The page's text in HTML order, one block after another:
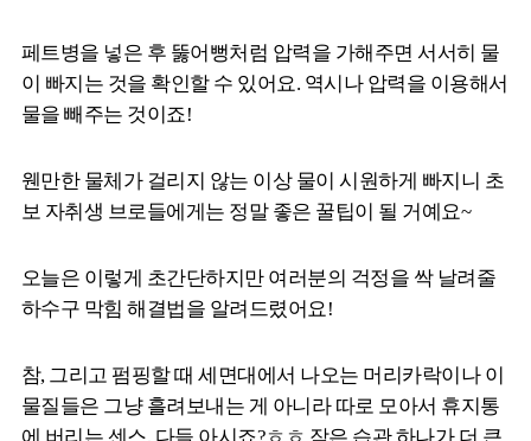
페트병을 넣은 후 뚫어뻥처럼 압력을 가해주면 서서히 물
이 빠지는 것을 확인할 수 있어요. 역시나 압력을 이용해서
물을 빼주는 것이죠!
웬만한 물체가 걸리지 않는 이상 물이 시원하게 빠지니 초
보 자취생 브로들에게는 정말 좋은 꿀팁이 될 거예요~
오늘은 이렇게 초간단하지만 여러분의 걱정을 싹 날려줄
하수구 막힘 해결법을 알려드렸어요!
참, 그리고 펌핑할 때 세면대에서 나오는 머리카락이나 이
물질들은 그냥 흘려보내는 게 아니라 따로 모아서 휴지통